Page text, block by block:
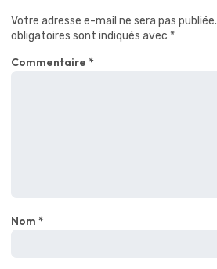
Votre adresse e-mail ne sera pas publiée.
obligatoires sont indiqués avec *
Commentaire *
Nom *